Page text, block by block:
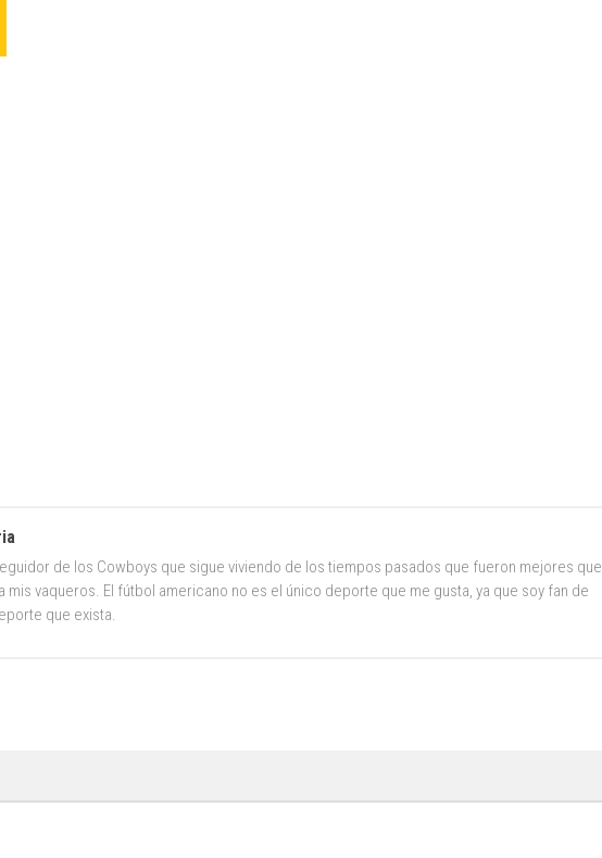
de los Cowboys que sigue viviendo de los tiempos pasados que fueron mejores que
mis vaqueros. El fútbol americano no es el único deporte que me gusta, ya que soy fan de
que exista.